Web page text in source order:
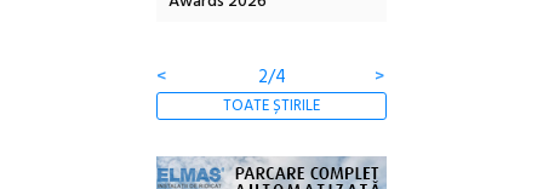
<
2/4 >
TOATE ȘTIRILE